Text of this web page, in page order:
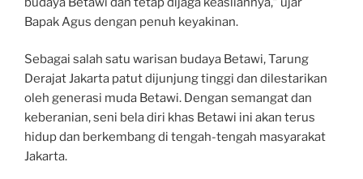
Bapak Agus dengan penuh keyakinan.
Sebagai salah satu warisan budaya Betawi, Tarung
Derajat Jakarta patut dijunjung tinggi dan dilestarikan
oleh generasi muda Betawi. Dengan semangat dan
keberanian, seni bela diri khas Betawi ini akan terus
hidup dan berkembang di tengah-tengah masyarakat
Jakarta.